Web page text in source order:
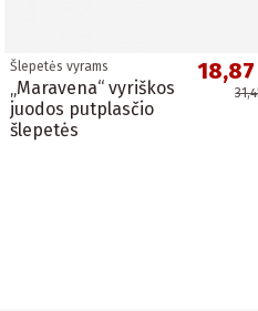
Šlepetės vyrams
„Maravena“ vyriškos
juodos putplasčio
šlepetės